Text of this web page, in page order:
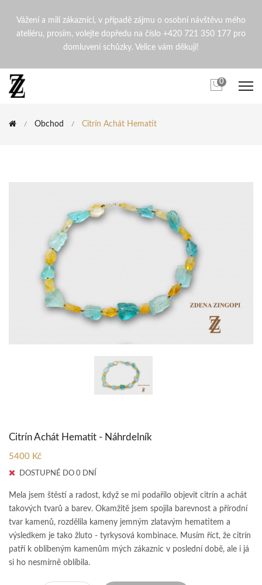
Citrín Achát Hematit |
Vážení a milí zákazníci, v případě zájmu o osobní návštěvu mého
ateliéru, prosím, volejte dopředu na číslo +420 721 350 177 pro
domluvení schůzky. Velice vám děkuji!
0
Obchod Citrín Achát Hematit
Citrín Achát Hematit - Náhrdelník
5400 Kč
DOSTUPNÉ DO 0 DNÍ
Mela jsem štěstí a radost, když se mi podařilo objevit citrín a achát
takových tvarů a barev. Okamžitě jsem spojila barevnost a přírodní
tvar kamenů, rozdělila kameny jemným zlatavým hematitem a
výsledkem je tako žluto - tyrkysová kombinace. Musím říct, že citrín
patří k oblibeným kamenům mých zákaznic v poslední době, ale i já
si ho nesmírně oblíbila.